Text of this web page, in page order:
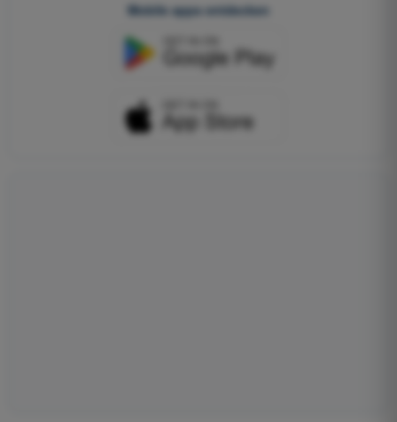
Mobile apps entdecken